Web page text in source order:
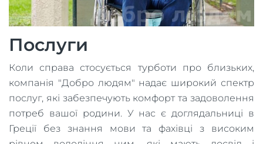
Послуги
Коли справа стосується турботи про близьких,
компанія "Добро людям" надає широкий спектр
послуг, які забезпечують комфорт та задоволення
потреб вашої родини. У нас є доглядальниці в
Греції без знання мови та фахівці з високим